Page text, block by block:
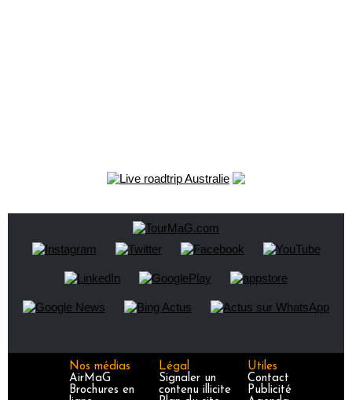
Nos médias
AirMaG
Brochures en
Légal
Signaler un
contenu illicite
Utiles
Contact
Publicité